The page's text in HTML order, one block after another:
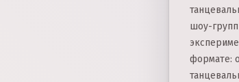
шоу-
формате: